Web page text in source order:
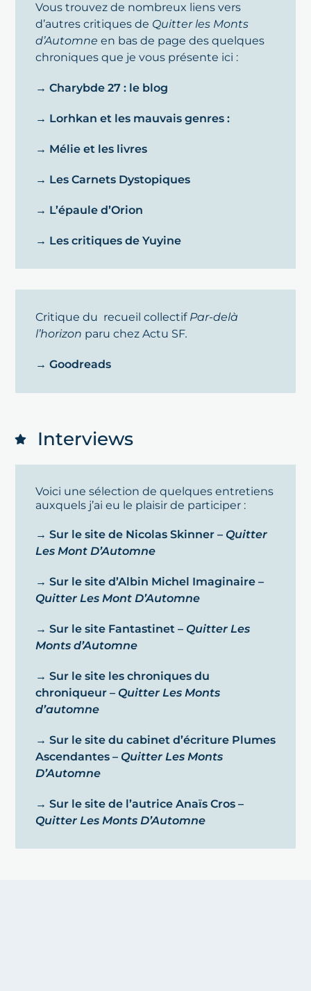
Vous trouvez de nombreux liens vers
d’autres critiques de Quitter les Monts
d’Automne en bas de page des quelques
chroniques que je vous présente ici :
→ Charybde 27 : le blog
→ Lorhkan et les mauvais genres :
→ Mélie et les livres
→ Les Carnets Dystopiques
→ L’épaule d’Orion
→ Les critiques de Yuyine
Critique du recueil collectif Par-delà
l’horizon paru chez Actu SF.
→ Goodreads
Interviews
Voici une sélection de quelques entretiens
auxquels j’ai eu le plaisir de participer :
→ Sur le site de Nicolas Skinner – Quitter
Les Mont D’Automne
→ Sur le site d’Albin Michel Imaginaire –
Quitter Les Mont D’Automne
→ Sur le site Fantastinet –Quitter Les
Monts d’Automne
→ Sur le site les chroniques du
chroniqueur – Quitter Les Monts
d’automne
→ Sur le site du cabinet d’écriture Plumes
Ascendantes – Quitter Les Monts
D’Automne
→ Sur le site de l’autrice Anaïs Cros –
Quitter Les Monts D’Automne